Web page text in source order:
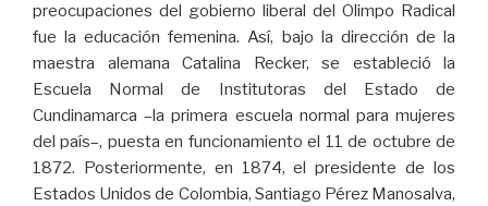
preocupaciones del gobierno liberal del Olimpo Radical
fue la educación femenina. Así, bajo la dirección de la
maestra alemana Catalina Recker, se estableció la
Escuela Normal de Institutoras del Estado de
Cundinamarca –la primera escuela normal para mujeres
del país–, puesta en funcionamiento el 11 de octubre de
1872. Posteriormente, en 1874, el presidente de los
Estados Unidos de Colombia, Santiago Pérez Manosalva,